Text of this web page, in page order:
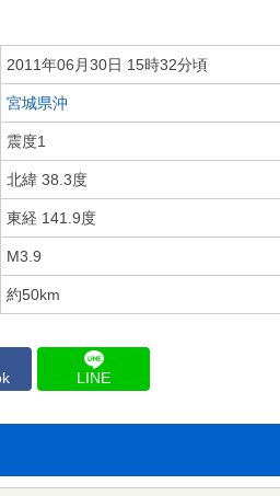
2011年06月30日 15時32分頃
宮城県沖
震度1
北緯 38.3度
東経 141.9度
M3.9
約50km
LINE